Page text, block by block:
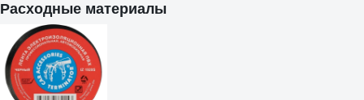
Расходные материалы